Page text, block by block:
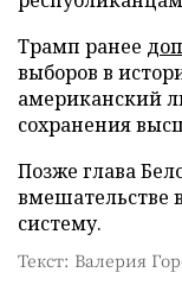
Трамп ранее
выборов в
американский
сохранения
Позже глава
вмешательстве
систему.
Текст: Валерия